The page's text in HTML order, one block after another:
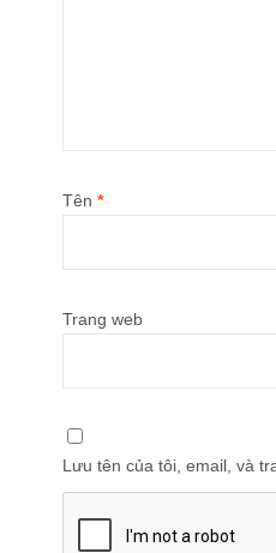
Tên *
Trang web
Lưu tên của tôi, email, và